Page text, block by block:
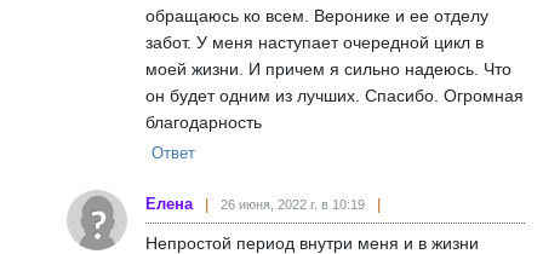
обращаюсь ко всем. Веронике и ее отделу
забот. У меня наступает очередной цикл в
моей жизни. И причем я сильно надеюсь. Что
он будет одним из лучших. Спасибо. Огромная
благодарность
Ответ
Елена 26 июня, 2022 г. в 10:19
Непростой период внутри меня и в жизни